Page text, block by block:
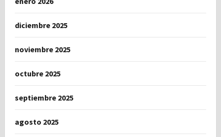
diciembre 2025
noviembre 2025
octubre 2025
septiembre 2025
agosto 2025